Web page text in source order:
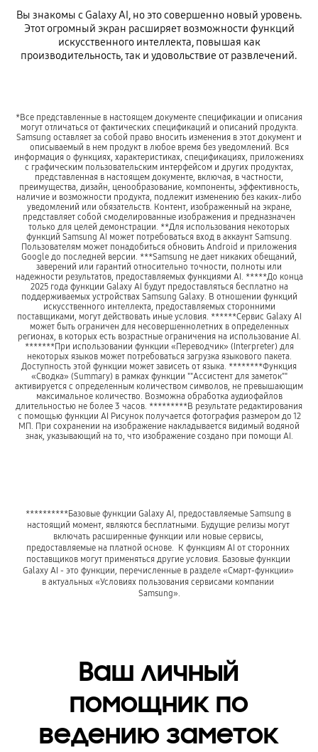
Вы знакомы с Galaxy AI, но это совершенно новый уровень.
Этот огромный экран расширяет возможности функций
искусственного интеллекта, повышая как
производительность, так и удовольствие от развлечений.
*Все представленные в настоящем документе спецификации и описания
могут отличаться от фактических спецификаций и описаний продукта.
Samsung оставляет за собой право вносить изменения в этот документ и
описываемый в нем продукт в любое время без уведомлений. Вся
информация о функциях, характеристиках, спецификациях, приложениях
с графическим пользовательским интерфейсом и других продуктах,
представленная в настоящем документе, включая, в частности,
преимущества, дизайн, ценообразование, компоненты, эффективность,
наличие и возможности продукта, подлежит изменению без каких-либо
уведомлений или обязательств. Контент, изображенный на экране,
представляет собой смоделированные изображения и предназначен
только для целей демонстрации. **Для использования некоторых
функций Samsung AI может потребоваться вход в аккаунт Samsung.
Пользователям может понадобиться обновить Android и приложения
Google до последней версии. ***Samsung не дает никаких обещаний,
заверений или гарантий относительно точности, полноты или
надежности результатов, предоставляемых функциями AI. *****До конца
2025 года функции Galaxy AI будут предоставляться бесплатно на
поддерживаемых устройствах Samsung Galaxy. В отношении функций
искусственного интеллекта, предоставляемых сторонними
поставщиками, могут действовать иные условия. ******Сервис Galaxy AI
может быть ограничен для несовершеннолетних в определенных
регионах, в которых есть возрастные ограничения на использование AI.
*******При использовании функции «Переводчик» (Interpreter) для
некоторых языков может потребоваться загрузка языкового пакета.
Доступность этой функции может зависеть от языка. ********Функция
«Сводка» (Summary) в рамках функции ""Ассистент для заметок""
активируется с определенным количеством символов, не превышающим
максимальное количество. Возможна обработка аудиофайлов
длительностью не более 3 часов. *********В результате редактирования
с помощью функции AI Рисунок получается фотография размером до 12
МП. При сохранении на изображение накладывается видимый водяной
знак, указывающий на то, что изображение создано при помощи AI.
**********Базовые функции Galaxy AI, предоставляемые Samsung в
настоящий момент, являются бесплатными. Будущие релизы могут
включать расширенные функции или новые сервисы,
предоставляемые на платной основе.  К функциям AI от сторонних
поставщиков могут применяться другие условия. Базовые функции
Galaxy AI - это функции, перечисленные в разделе «Смарт-функции»
в актуальных «Условиях пользования сервисами компании
Samsung».
Ваш личный
помощник по
ведению заметок